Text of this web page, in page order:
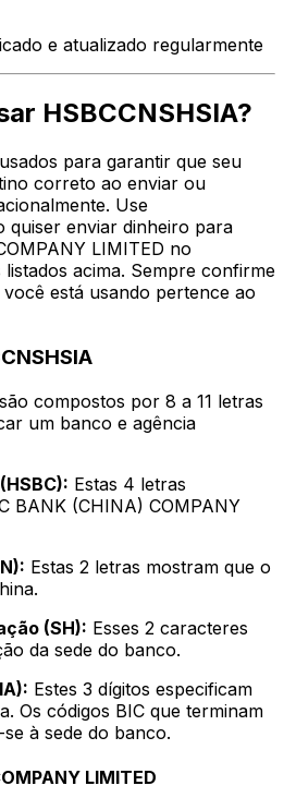
e atualizado regularmente
HSBCCNSHSIA?
para garantir que seu
correto ao enviar ou
Use
quiser enviar dinheiro para
LIMITED no
acima. Sempre confirme
está usando pertence ao
compostos por 8 a 11 letras
um banco e agência
Estas 4 letras
BANK (CHINA) COMPANY
Estas 2 letras mostram que o
(SH): Esses 2 caracteres
da sede do banco.
Estes 3 dígitos especificam
Os códigos BIC que terminam
à sede do banco.
LIMITED